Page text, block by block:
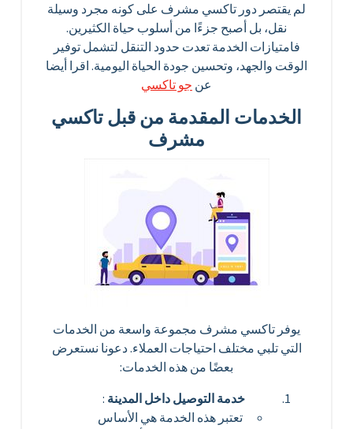
لم يقتصر دور تاكسي مشرف على كونه مجرد وسيلة
نقل، بل أصبح جزءًا من أسلوب حياة الكثيرين.
فامتيازات الخدمة تعدت حدود التنقل لتشمل توفير
الوقت والجهد، وتحسين جودة الحياة اليومية. اقرا أيضا
عنجو تاكسي
الخدمات المقدمة من قبل تاكسي
مشرف
يوفر تاكسي مشرف مجموعة واسعة من الخدمات
التي تلبي مختلف احتياجات العملاء. دعونا نستعرض
بعضًا من هذه الخدمات:
خدمة التوصيل داخل المدينة:
تعتبر هذه الخدمة هي الأساس